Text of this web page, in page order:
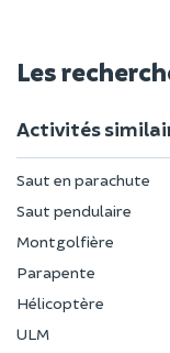
Les
Activités
Saut en parachute
Saut pendulaire
Montgolfière
Parapente
Hélicoptère
ULM